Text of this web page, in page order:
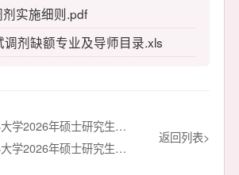
实施细则.pdf
调剂缺额专业及导师目录.xls
上一篇：广州医科大学2026年硕士研究生招生调剂复试拟录取名单公示
下一篇：广州医科大学2026年硕士研究生招生复试拟录取名单公示（第二批）
返回列表>